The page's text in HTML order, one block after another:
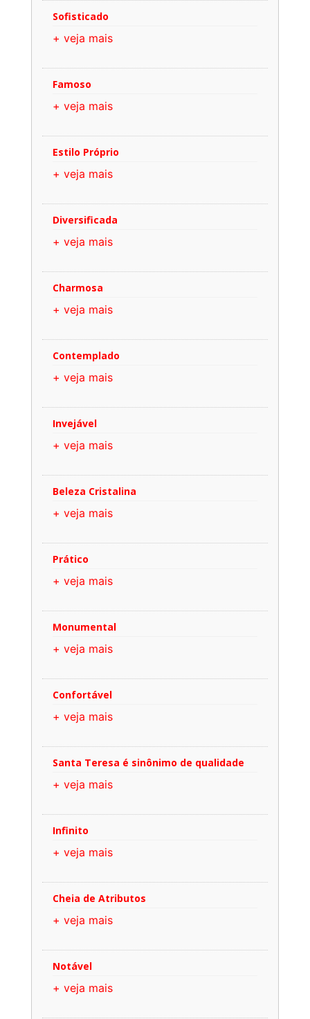
Sofisticado
+ veja mais
Famoso
+ veja mais
Estilo Próprio
+ veja mais
Diversificada
+ veja mais
Charmosa
+ veja mais
Contemplado
+ veja mais
Invejável
+ veja mais
Beleza Cristalina
+ veja mais
Prático
+ veja mais
Monumental
+ veja mais
Confortável
+ veja mais
Santa Teresa é sinônimo de qualidade
+ veja mais
Infinito
+ veja mais
Cheia de Atributos
+ veja mais
Notável
+ veja mais